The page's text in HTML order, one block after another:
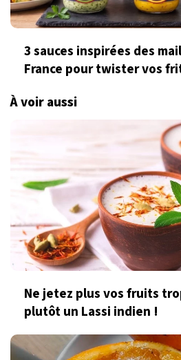
3 sauces inspirées des
France pour twister vos
À voir aussi
Ne jetez plus vos fruits
plutôt un Lassi indien !